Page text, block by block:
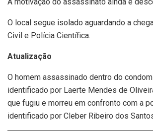
O local segue isolado aguardando a
Civil e Polícia Científica.
Atualização
O homem assassinado dentro do
identificado por Laerte Mendes de
que fugiu e morreu em confronto com a
identificado por Cleber Ribeiro dos